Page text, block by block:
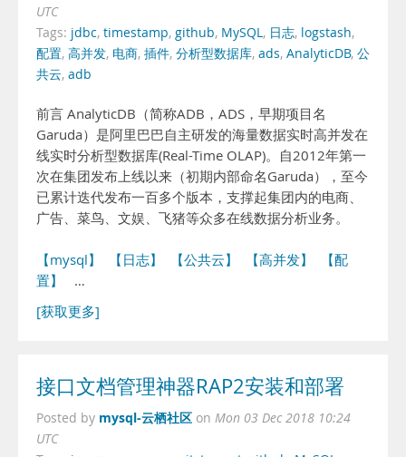
UTC
Tags: jdbc, timestamp, github, MySQL, 日志, logstash,
配置, 高并发, 电商, 插件, 分析型数据库, ads, AnalyticDB, 公
共云, adb
前言 AnalyticDB（简称ADB，ADS，早期项目名
Garuda）是阿里巴巴自主研发的海量数据实时高并发在
线实时分析型数据库(Real-Time OLAP)。自2012年第一
次在集团发布上线以来（初期内部命名Garuda），至今
已累计迭代发布一百多个版本，支撑起集团内的电商、
广告、菜鸟、文娱、飞猪等众多在线数据分析业务。
【mysql】 【日志】 【公共云】 【高并发】
【配
置】
…
[获取更多]
接口文档管理神器RAP2安装和部署
Posted by mysql-云栖社区 on Mon 03 Dec 2018 10:24
UTC